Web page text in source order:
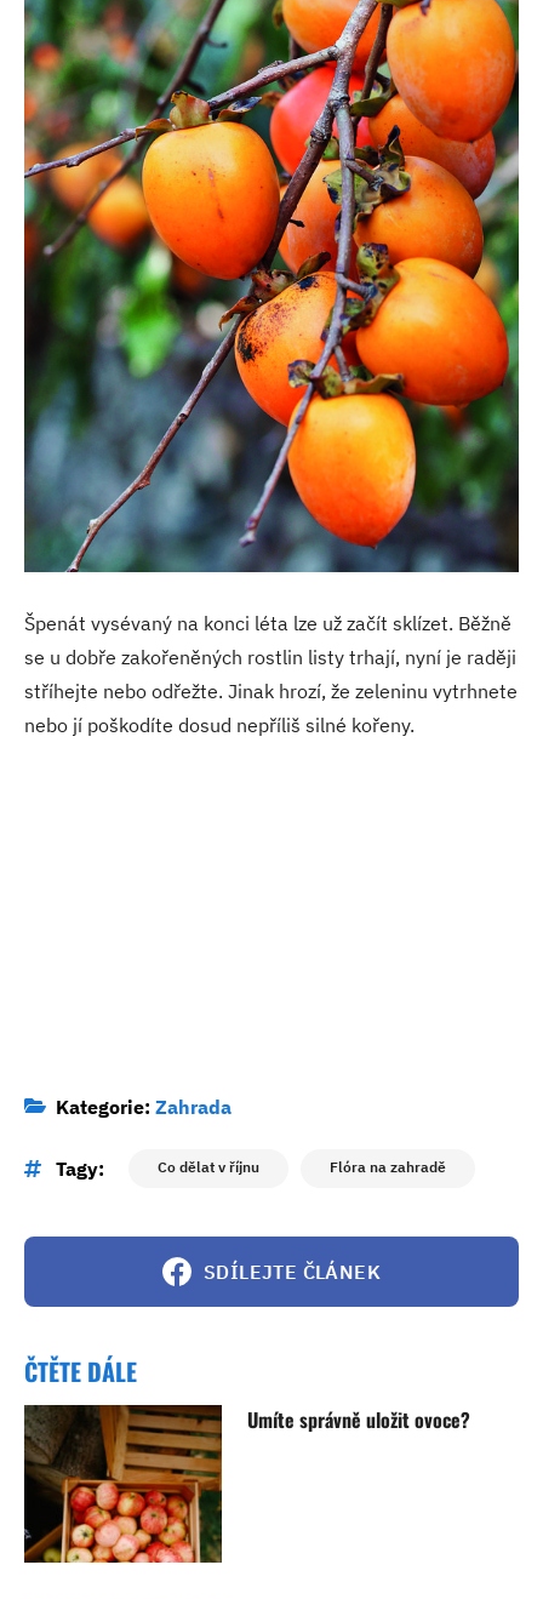
Špenát vysévaný na konci léta lze už začít sklízet. Běžně
se u dobře zakořeněných rostlin listy trhají, nyní je raději
stříhejte nebo odřežte. Jinak hrozí, že zeleninu vytrhnete
nebo jí poškodíte dosud nepříliš silné kořeny.
Kategorie: Zahrada
Tagy: Co dělat v říjnu Flóra na zahradě
SDÍLEJTE ČLÁNEK
ČTĚTE DÁLE
Umíte správně uložit ovoce?